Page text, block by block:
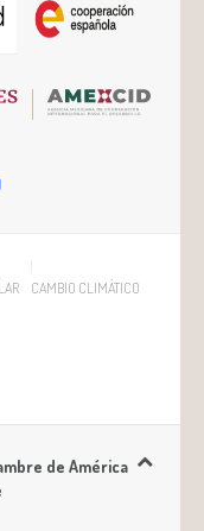
CAMBIO CLIMÁTICO
de América